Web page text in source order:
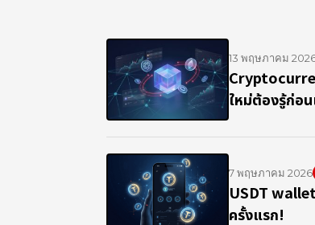
13 พฤษภาคม
ใหม่ต้องรู้ก่อ
7 พฤษภาคม 2026
USDT
ครั้งแรก!